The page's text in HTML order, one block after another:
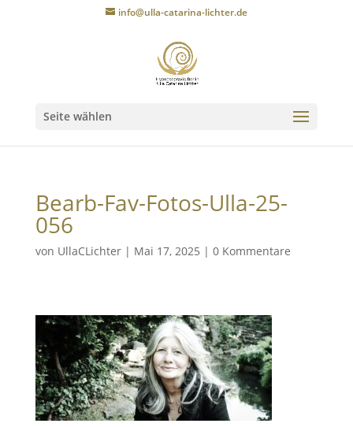
info@ulla-catarina-lichter.de
Seite wählen
Bearb-Fav-Fotos-Ulla-25-
056
von UllaCLichter| Mai 17, 2025 | 0 Kommentare